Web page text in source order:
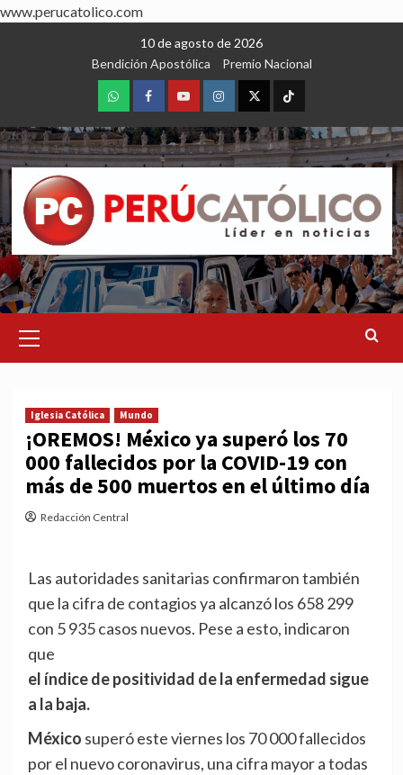
www.perucatolico.com
10 de agosto de 2026
Bendición Apostólica
Premio Nacional
WhatsAppFacebookYoutubeInstagram
X TikTok
Menu
Iglesia Católica Mundo
¡OREMOS! México ya superó los 70
000 fallecidos por la COVID-19 con
más de 500 muertos en el último día
Redacción Central
Las autoridades sanitarias confirmaron también
que la cifra de contagios ya alcanzó los 658 299
con 5 935 casos nuevos. Pese a esto, indicaron
que
el índice de positividad de la enfermedad sigue
a la baja.
México superó este viernes los 70 000 fallecidos
por el nuevo coronavirus, una cifra mayor a todas